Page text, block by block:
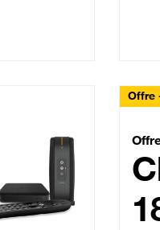
Offre